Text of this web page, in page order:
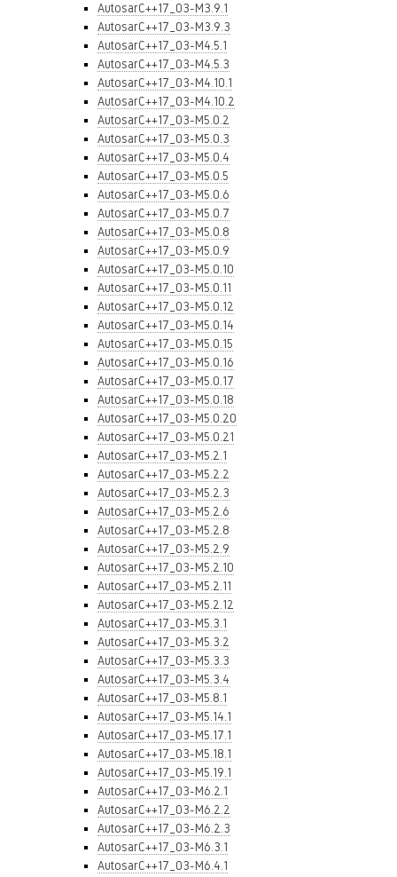
AutosarC++17_03-M3.9.1
AutosarC++17_03-M3.9.3
AutosarC++17_03-M4.5.1
AutosarC++17_03-M4.5.3
AutosarC++17_03-M4.10.1
AutosarC++17_03-M4.10.2
AutosarC++17_03-M5.0.2
AutosarC++17_03-M5.0.3
AutosarC++17_03-M5.0.4
AutosarC++17_03-M5.0.5
AutosarC++17_03-M5.0.6
AutosarC++17_03-M5.0.7
AutosarC++17_03-M5.0.8
AutosarC++17_03-M5.0.9
AutosarC++17_03-M5.0.10
AutosarC++17_03-M5.0.11
AutosarC++17_03-M5.0.12
AutosarC++17_03-M5.0.14
AutosarC++17_03-M5.0.15
AutosarC++17_03-M5.0.16
AutosarC++17_03-M5.0.17
AutosarC++17_03-M5.0.18
AutosarC++17_03-M5.0.20
AutosarC++17_03-M5.0.21
AutosarC++17_03-M5.2.1
AutosarC++17_03-M5.2.2
AutosarC++17_03-M5.2.3
AutosarC++17_03-M5.2.6
AutosarC++17_03-M5.2.8
AutosarC++17_03-M5.2.9
AutosarC++17_03-M5.2.10
AutosarC++17_03-M5.2.11
AutosarC++17_03-M5.2.12
AutosarC++17_03-M5.3.1
AutosarC++17_03-M5.3.2
AutosarC++17_03-M5.3.3
AutosarC++17_03-M5.3.4
AutosarC++17_03-M5.8.1
AutosarC++17_03-M5.14.1
AutosarC++17_03-M5.17.1
AutosarC++17_03-M5.18.1
AutosarC++17_03-M5.19.1
AutosarC++17_03-M6.2.1
AutosarC++17_03-M6.2.2
AutosarC++17_03-M6.2.3
AutosarC++17_03-M6.3.1
AutosarC++17_03-M6.4.1